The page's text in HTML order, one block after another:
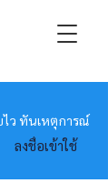
ไว ทันเหตุการณ์
ลงชื่อเข้าใช้